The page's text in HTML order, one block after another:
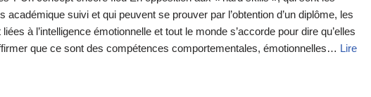
suivi et qui peuvent se prouver par l’obtention d’un diplôme, les
à l’intelligence émotionnelle et tout le monde s’accorde pour dire qu’elles
que ce sont des compétences comportementales, émotionnelles… Lire